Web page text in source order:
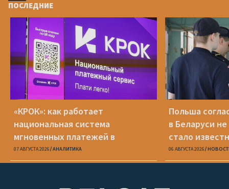
ПОСЛЕДНИЕ
«КРОК»: как работает
национальная система
мгновенных платежей в
Беларуси
07 АВГУСТА 2026 АНАЛИТИКА
Польша
в Беларуси
стало
06 АВГУСТА 2026